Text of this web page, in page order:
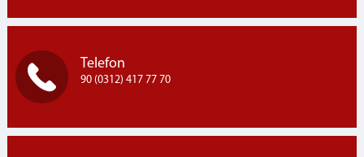
Telefon
90 (0312) 417 77 70